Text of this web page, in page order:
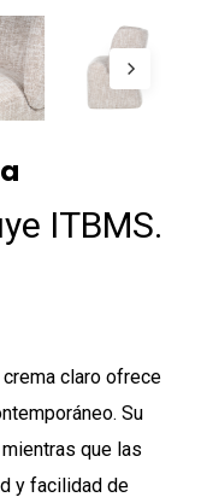
ITBMS.
claro ofrece
Su
que las
y facilidad de